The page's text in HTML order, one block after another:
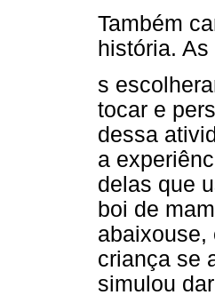
Também
história.
s
tocar e
dessa
a
delas que
boi de
abaixouse,
criança se
simulou